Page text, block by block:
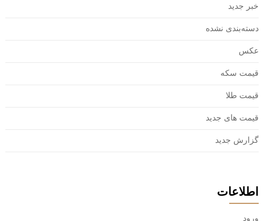
خبر جدید
دسته‌بندی نشده
عکس
قیمت سکه
قیمت طلا
قیمت های جدید
گزارش جدید
اطلاعات
ورود